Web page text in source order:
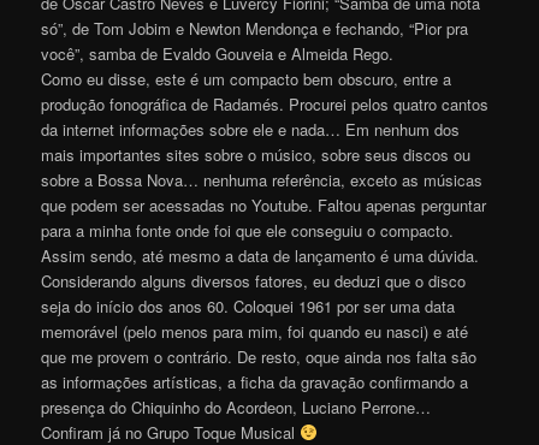
só”, de Tom Jobim e Newton Mendonça e fechando, “Pior pra
você”, samba de Evaldo Gouveia e Almeida Rego.
Como eu disse, este é um compacto bem obscuro, entre a
produção fonográfica de Radamés. Procurei pelos quatro cantos
da internet informações sobre ele e nada… Em nenhum dos
mais importantes sites sobre o músico, sobre seus discos ou
sobre a Bossa Nova… nenhuma referência, exceto as músicas
que podem ser acessadas no Youtube. Faltou apenas perguntar
para a minha fonte onde foi que ele conseguiu o compacto.
Assim sendo, até mesmo a data de lançamento é uma dúvida.
Considerando alguns diversos fatores, eu deduzi que o disco
seja do início dos anos 60. Coloquei 1961 por ser uma data
memorável (pelo menos para mim, foi quando eu nasci) e até
que me provem o contrário. De resto, oque ainda nos falta são
as informações artísticas, a ficha da gravação confirmando a
presença do Chiquinho do Acordeon, Luciano Perrone…
Confiram já no Grupo Toque Musical